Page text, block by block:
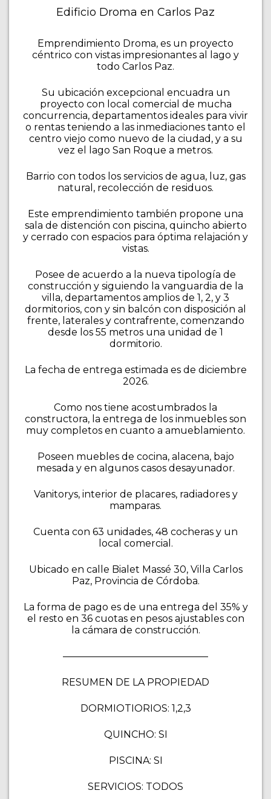
Edificio Droma en Carlos Paz
Emprendimiento Droma, es un proyecto
céntrico con vistas impresionantes al lago y
todo Carlos Paz.
Su ubicación excepcional encuadra un
proyecto con local comercial de mucha
concurrencia, departamentos ideales para vivir
o rentas teniendo a las inmediaciones tanto el
centro viejo como nuevo de la ciudad, y a su
vez el lago San Roque a metros.
Barrio con todos los servicios de agua, luz, gas
natural, recolección de residuos.
Este emprendimiento también propone una
sala de distención con piscina, quincho abierto
y cerrado con espacios para óptima relajación y
vistas.
Posee de acuerdo a la nueva tipología de
construcción y siguiendo la vanguardia de la
villa, departamentos amplios de 1, 2, y 3
dormitorios, con y sin balcón con disposición al
frente, laterales y contrafrente, comenzando
desde los 55 metros una unidad de 1
dormitorio.
La fecha de entrega estimada es de diciembre
2026.
Como nos tiene acostumbrados la
constructora, la entrega de los inmuebles son
muy completos en cuanto a amueblamiento.
Poseen muebles de cocina, alacena, bajo
mesada y en algunos casos desayunador.
Vanitorys, interior de placares, radiadores y
mamparas.
Cuenta con 63 unidades, 48 cocheras y un
local comercial.
Ubicado en calle Bialet Massé 30, Villa Carlos
Paz, Provincia de Córdoba.
La forma de pago es de una entrega del 35% y
el resto en 36 cuotas en pesos ajustables con
la cámara de construcción.
———————————————
RESUMEN DE LA PROPIEDAD
DORMIOTIORIOS: 1,2,3
QUINCHO: SI
PISCINA: SI
SERVICIOS: TODOS